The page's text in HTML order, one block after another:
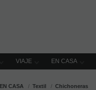
VIAJE EN CASA
EN CASA Textil Chichoneras